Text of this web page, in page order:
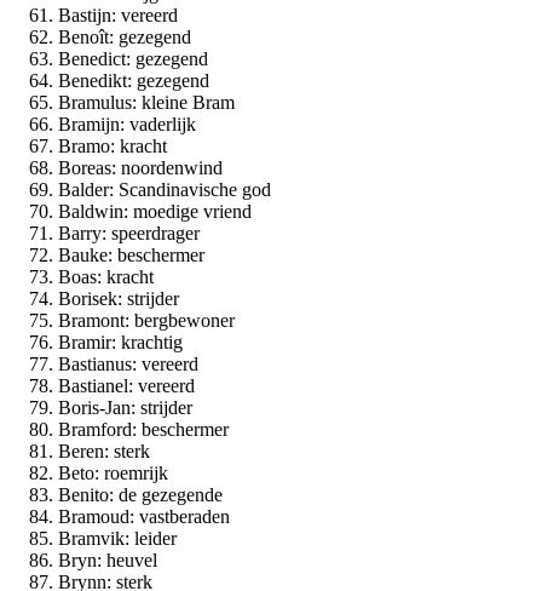
Bastijn: vereerd
Benoît: gezegend
Benedict: gezegend
Benedikt: gezegend
Bramulus: kleine Bram
Bramijn: vaderlijk
Bramo: kracht
Boreas: noordenwind
Balder: Scandinavische god
Baldwin: moedige vriend
Barry: speerdrager
Bauke: beschermer
Boas: kracht
Borisek: strijder
Bramont: bergbewoner
Bramir: krachtig
Bastianus: vereerd
Bastianel: vereerd
Boris-Jan: strijder
Bramford: beschermer
Beren: sterk
Beto: roemrijk
Benito: de gezegende
Bramoud: vastberaden
Bramvik: leider
Bryn: heuvel
Brynn: sterk